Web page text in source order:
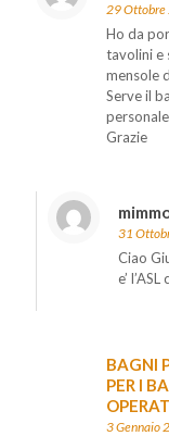
29
Ho da
tavolini e
mensole
Serve il
Grazie
31
Ciao
e’
BAGNI
PER I
3 Gennaio